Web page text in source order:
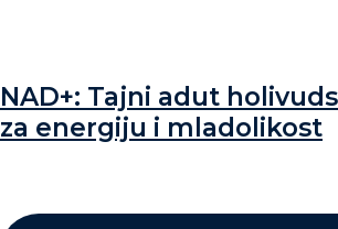
NAD+: Tajni adut
za energiju i mladolikost